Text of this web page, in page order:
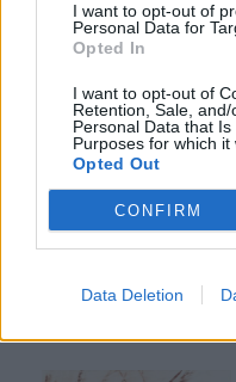
I want to opt-out of
Personal Data for
Opted In
I want to opt-out of
Retention, Sale,
Personal Data that
Purposes for which it
Opted Out
CONFIRM
Data Deletion
műkereskedelmi
felkészült munkatársai a
GALÉRIA TOVÁBBI